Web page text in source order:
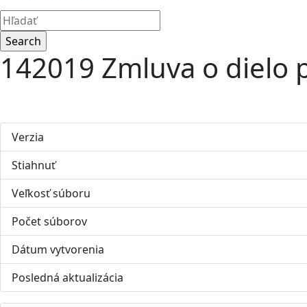
142019 Zmluva o dielo
Verzia
Stiahnuť
Veľkosť súboru
Počet súborov
Dátum vytvorenia
Posledná aktualizácia